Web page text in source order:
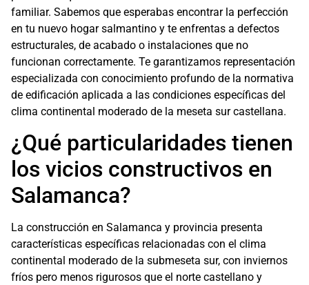
familiar. Sabemos que esperabas encontrar la perfección
en tu nuevo hogar salmantino y te enfrentas a defectos
estructurales, de acabado o instalaciones que no
funcionan correctamente. Te garantizamos representación
especializada con conocimiento profundo de la normativa
de edificación aplicada a las condiciones específicas del
clima continental moderado de la meseta sur castellana.
¿Qué particularidades tienen
los vicios constructivos en
Salamanca?
La construcción en Salamanca y provincia presenta
características específicas relacionadas con el clima
continental moderado de la submeseta sur, con inviernos
fríos pero menos rigurosos que el norte castellano y